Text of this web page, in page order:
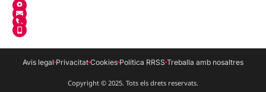
Avis legal Privacitat Cookies Política RRSS Treballa amb nosaltres
Copyright © 2025. Tots els drets reservats.